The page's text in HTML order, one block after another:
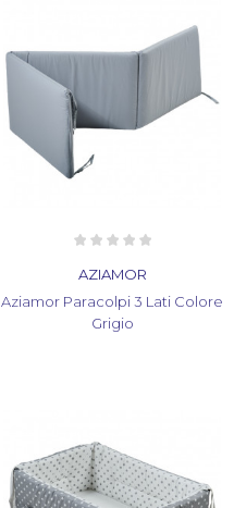
AZIAMOR
Aziamor Paracolpi 3 Lati Colore
Grigio